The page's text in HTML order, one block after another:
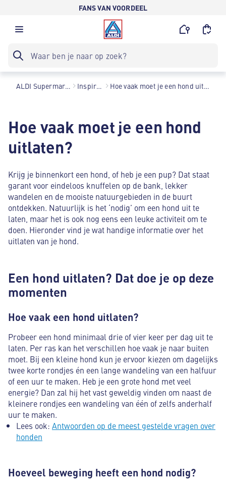
FANS VAN VOORDEEL
ALDI Supermarkten Inspiratie Hoe vaak moet je een hond uitlaten?
Hoe vaak moet je een hond
uitlaten?
Krijg je binnenkort een hond, of heb je een pup? Dat staat
garant voor eindeloos knuffelen op de bank, lekker
wandelen en de mooiste natuurgebieden in de buurt
ontdekken. Natuurlijk is het ‘nodig’ om een hond uit te
laten, maar het is ook nog eens een leuke activiteit om te
doen. Hieronder vind je wat handige informatie over het
uitlaten van je hond.
Een hond uitlaten? Dat doe je op deze
momenten
Hoe vaak een hond uitlaten?
Probeer een hond minimaal drie of vier keer per dag uit te
laten. Per ras kan het verschillen hoe vaak je naar buiten
moet. Bij een kleine hond kun je ervoor kiezen om dagelijks
twee korte rondjes én een lange wandeling van een halfuur
of een uur te maken. Heb je een grote hond met veel
energie? Dan zal hij het vast geweldig vinden om naast de
kleinere rondjes een wandeling van één of zelfs anderhalf
uur te maken.
Lees ook: Antwoorden op de meest gestelde vragen over
honden
Hoeveel beweging heeft een hond nodig?